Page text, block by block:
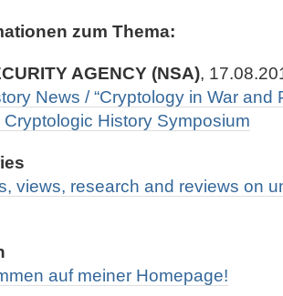
zum Thema:
AGENCY (NSA),
News / “Cryptology in War and
Cryptologic History Symposium
views, research and reviews on
auf meiner Homepage!